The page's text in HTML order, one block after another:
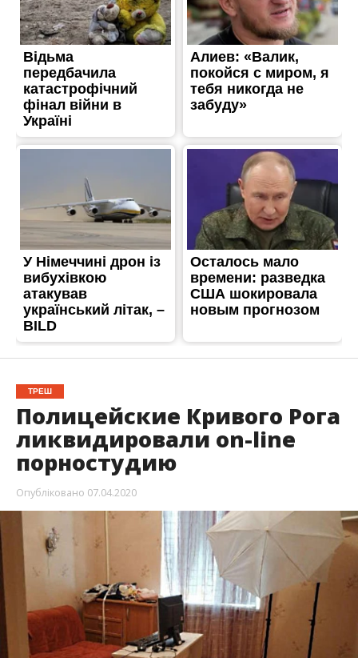
ТРЕШ
Полицейские Кривого Рога
ликвидировали on-line
порностудию
Опубліковано 07.04.2020